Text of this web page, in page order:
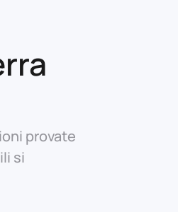
provate
si